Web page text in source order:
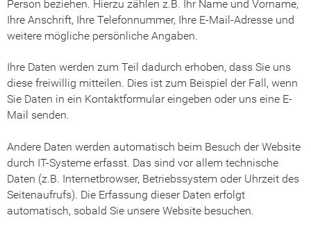
Person beziehen. Hierzu zählen z.B. Ihr Name und Vorname,
Ihre Anschrift, Ihre Telefonnummer, Ihre E-Mail-Adresse und
weitere mögliche persönliche Angaben.
Ihre Daten werden zum Teil dadurch erhoben, dass Sie uns
diese freiwillig mitteilen. Dies ist zum Beispiel der Fall, wenn
Sie Daten in ein Kontaktformular eingeben oder uns eine E-
Mail senden.
Andere Daten werden automatisch beim Besuch der Website
durch IT-Systeme erfasst. Das sind vor allem technische
Daten (z.B. Internetbrowser, Betriebssystem oder Uhrzeit des
Seitenaufrufs). Die Erfassung dieser Daten erfolgt
automatisch, sobald Sie unsere Website besuchen.